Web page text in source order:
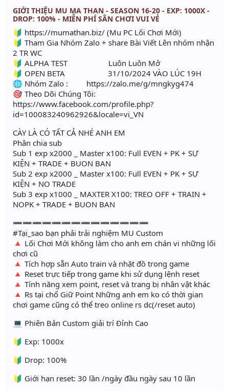
GIỚI THIỆU MU MA THAN - SEASON 16-20 - EXP: 1000X -
DROP: 100% - MIỄN PHÍ SÂN CHƠI VUI VẺ
🔰 https://mumathan.biz/ (Mu PC Lối Chơi Mới)
🔰 Tham Gia Nhóm Zalo + share Bài Viết Lên nhóm nhận
2 TR WC
🔰 ALPHA TEST Luôn Luôn Mở
🔰 OPEN BETA 31/10/2024 VÀO LÚC 19H
🌐 Nhóm Zalo : https://zalo.me/g/mngkyg474
🎯 Theo Dõi Chúng Tôi:
https://www.facebook.com/profile.php?
id=100083240962926&locale=vi_VN
CÀY LÀ CÓ TẤT CẢ NHÉ ANH EM
Phân chia sub
Sub 1 exp x2000 _ Master x100: Full EVEN + PK + SỰ
KIỆN + TRADE + BUON BAN
Sub 2 exp x2000 _ Master x100: Full EVEN + PK + SỰ
KIỆN + NO TRADE
Sub 3 exp x1000 _ MAXTER X100: TREO OFF + TRAIN +
NOPK + TRADE + BUON BAN
➖➖➖➖➖➖➖➖➖➖➖➖➖➖
#Tại_sao bạn phải trải nghiệm MU Custom
🔺 Lối Chơi Mới không làm cho anh em chán vi những lối
chơi cũ
🔺 Tích hợp sẵn Auto train và nhặt đồ trong game
🔺 Reset trực tiếp trong game khi sử dụng lệnh reset
🔺 Tính năng xem point, reset và trang bị nhân vật khác
🔺 Rs tại chổ Giữ Point Những anh em ko có thời gian
chơi game cũng có thể treo online rs dc(/reset auto)
💻 Phiên Bản Custom giải trí Đỉnh Cao
🔰 Exp: 1000x
🔰 Drop: 100%
🔰 Giới hạn reset: 30 lần /ngày đầu ngày sau 10 lần